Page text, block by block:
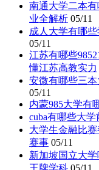
南通大学二本
业全解析 05/11
成人大学有哪
05/11
江苏有哪些
懂江苏高教实力
安微有哪些三
05/11
内蒙985大学有
cuba有哪些大学
大学生金融比
赛事 05/11
新加坡国立大